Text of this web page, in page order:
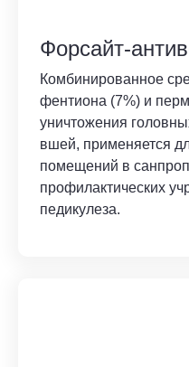
Форсайт-
Комбинированное
фентиона (7%) и
уничтожения
вшей, применяется
помещений в
профилактических
педикулеза.